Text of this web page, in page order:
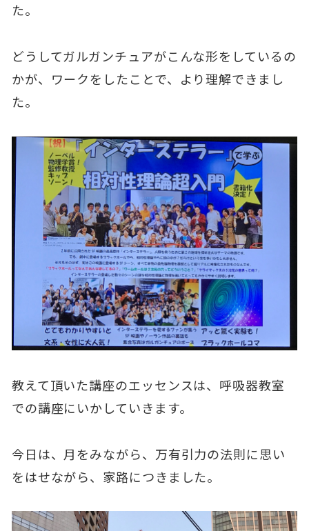
た。
どうしてガルガンチュアがこんな形をしているの
かが、ワークをしたことで、より理解できまし
た。
教えて頂いた講座のエッセンスは、呼吸器教室
での講座にいかしていきます。
今日は、月をみながら、万有引力の法則に思い
をはせながら、家路につきました。